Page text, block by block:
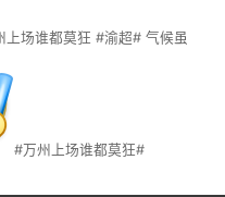
场谁都莫狂 #渝超# 气候虽
#万州上场谁都莫狂#